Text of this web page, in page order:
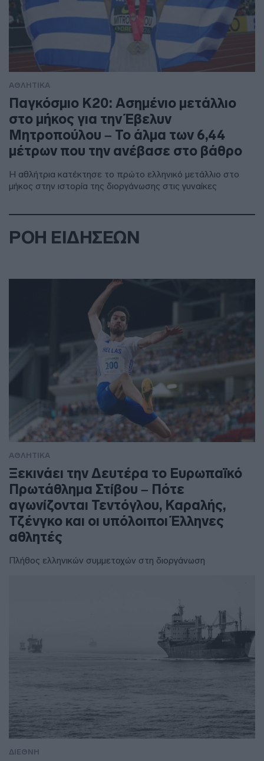
ΑΘΛΗΤΙΚΑ
Παγκόσμιο Κ20: Ασημένιο μετάλλιο
στο μήκος για την Έβελυν
Μητροπούλου – Το άλμα των 6,44
μέτρων που την ανέβασε στο βάθρο
Η αθλήτρια κατέκτησε το πρώτο ελληνικό μετάλλιο στο
μήκος στην ιστορία της διοργάνωσης στις γυναίκες
ΡΟΗ ΕΙΔΗΣΕΩΝ
ΑΘΛΗΤΙΚΑ
Ξεκινάει την Δευτέρα το Ευρωπαϊκό
Πρωτάθλημα Στίβου – Πότε
αγωνίζονται Τεντόγλου, Καραλής,
Τζένγκο και οι υπόλοιποι Έλληνες
αθλητές
Πλήθος ελληνικών συμμετοχών στη διοργάνωση
ΔΙΕΘΝΗ